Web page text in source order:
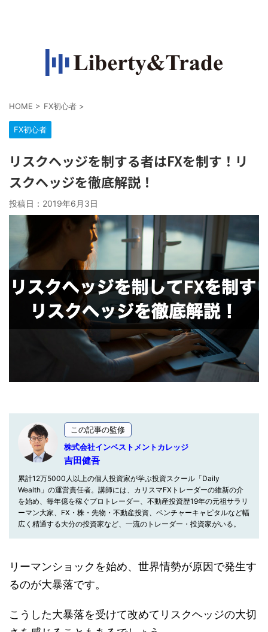
HOME > FX初心者 >
FX初心者
リスクヘッジを制する者はFXを制す！リ
スクヘッジを徹底解説！
投稿日： 2019年6月3日
この記事の監修
株式会社インベストメントカレッジ
吉田健吾
累計12万5000人以上の個人投資家が学ぶ投資スクール「Daily
Wealth」の運営責任者。講師には、カリスマFXトレーダーの維新の介
を始め、毎年億を稼ぐプロトレーダー、不動産投資歴19年の元祖サラリ
ーマン大家、FX・株・先物・不動産投資、ベンチャーキャピタルなど幅
広く精通する大分の投資家など、一流のトレーダー・投資家がいる。
リーマンショックを始め、世界情勢が原因で発生す
るのが大暴落です。
こうした大暴落を受けて改めてリスクヘッジの大切